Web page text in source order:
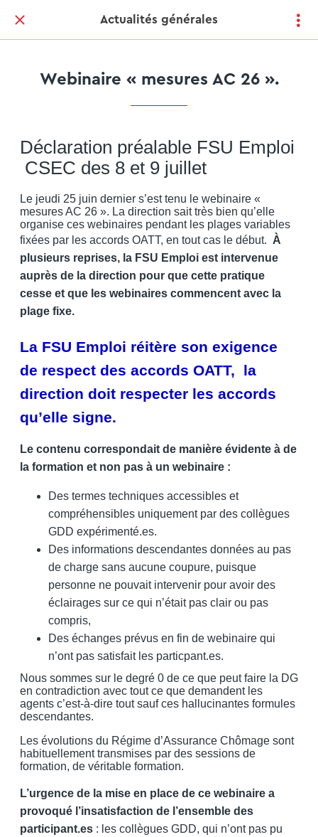
Actualités générales
Webinaire « mesures AC 26 ».
Déclaration préalable FSU Emploi
CSEC des 8 et 9 juillet
Le jeudi 25 juin dernier s’est tenu le webinaire «
mesures AC 26 ». La direction sait très bien qu’elle
organise ces webinaires pendant les plages variables
fixées par les accords OATT, en tout cas le début. À
plusieurs reprises, la FSU Emploi est intervenue
auprès de la direction pour que cette pratique
cesse et que les webinaires commencent avec la
plage fixe.
La FSU Emploi réitère son exigence
de respect des accords OATT, la
direction doit respecter les accords
qu’elle signe.
Le contenu correspondait de manière évidente à de
la formation et non pas à un webinaire :
Des termes techniques accessibles et
compréhensibles uniquement par des collègues
GDD expérimenté.es.
Des informations descendantes données au pas
de charge sans aucune coupure, puisque
personne ne pouvait intervenir pour avoir des
éclairages sur ce qui n’était pas clair ou pas
compris,
Des échanges prévus en fin de webinaire qui
n’ont pas satisfait les particpant.es.
Nous sommes sur le degré 0 de ce que peut faire la DG
en contradiction avec tout ce que demandent les
agents c’est-à-dire tout sauf ces hallucinantes formules
descendantes.
Les évolutions du Régime d’Assurance Chômage sont
habituellement transmises par des sessions de
formation, de véritable formation.
L’urgence de la mise en place de ce webinaire a
provoqué l’insatisfaction de l’ensemble des
participant.es : les collègues GDD, qui n’ont pas pu